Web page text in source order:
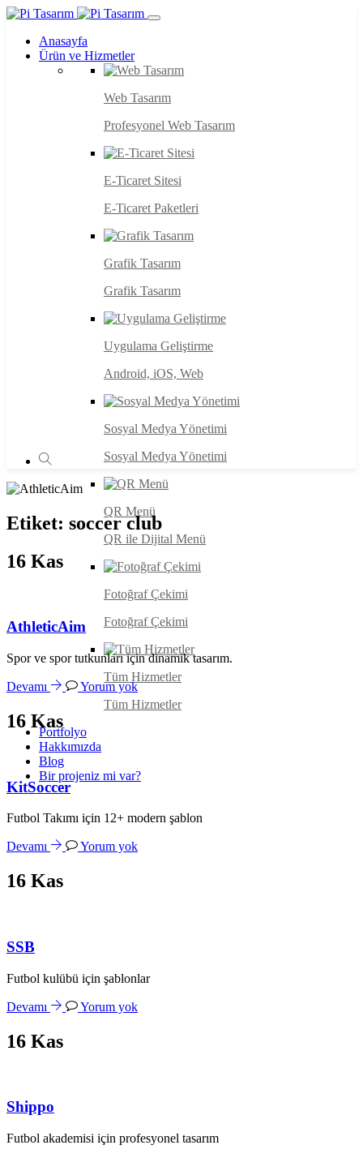
Anasayfa
Ürün ve Hizmetler
Web Tasarım
Profesyonel Web Tasarım
E-Ticaret Sitesi
E-Ticaret Paketleri
Grafik Tasarım
Grafik Tasarım
Uygulama Geliştirme
Android, iOS, Web
Sosyal Medya Yönetimi
Sosyal Medya Yönetimi
QR Menü
QR ile Dijital Menü
Fotoğraf Çekimi
Fotoğraf Çekimi
Tüm Hizmetler
Tüm Hizmetler
Portfolyo
Hakkımızda
Blog
Bir projeniz mi var?
Etiket: soccer club
16 Kas
AthleticAim
Spor ve spor tutkunları için dinamik tasarım.
Devamı Yorum yok
16 Kas
KitSoccer
Futbol Takımı için 12+ modern şablon
Devamı Yorum yok
16 Kas
SSB
Futbol kulübü için şablonlar
Devamı Yorum yok
16 Kas
Shippo
Futbol akademisi için profesyonel tasarım